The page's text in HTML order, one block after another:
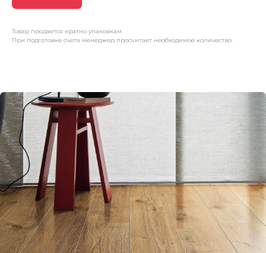
Товар продается кратно упаковкам.
При подготовке счета менеджер просчитает необходимое количество.